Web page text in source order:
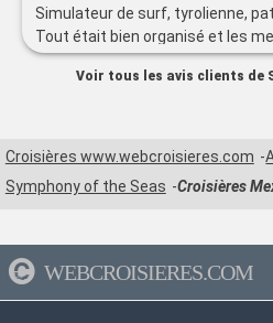
Simulateur de surf, tyrolienne,
Tout était bien organisé et les
respectées.
Voir tous les avis clients de
Croisières www.webcroisieres.com
Symphony of the Seas
Croisières
WEBCROISIERES.COM